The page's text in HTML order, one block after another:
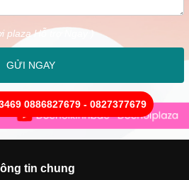
plaza Hỗ trợ Ngay )
GỬI NGAY
0886827679 - 0827377679
tin chung